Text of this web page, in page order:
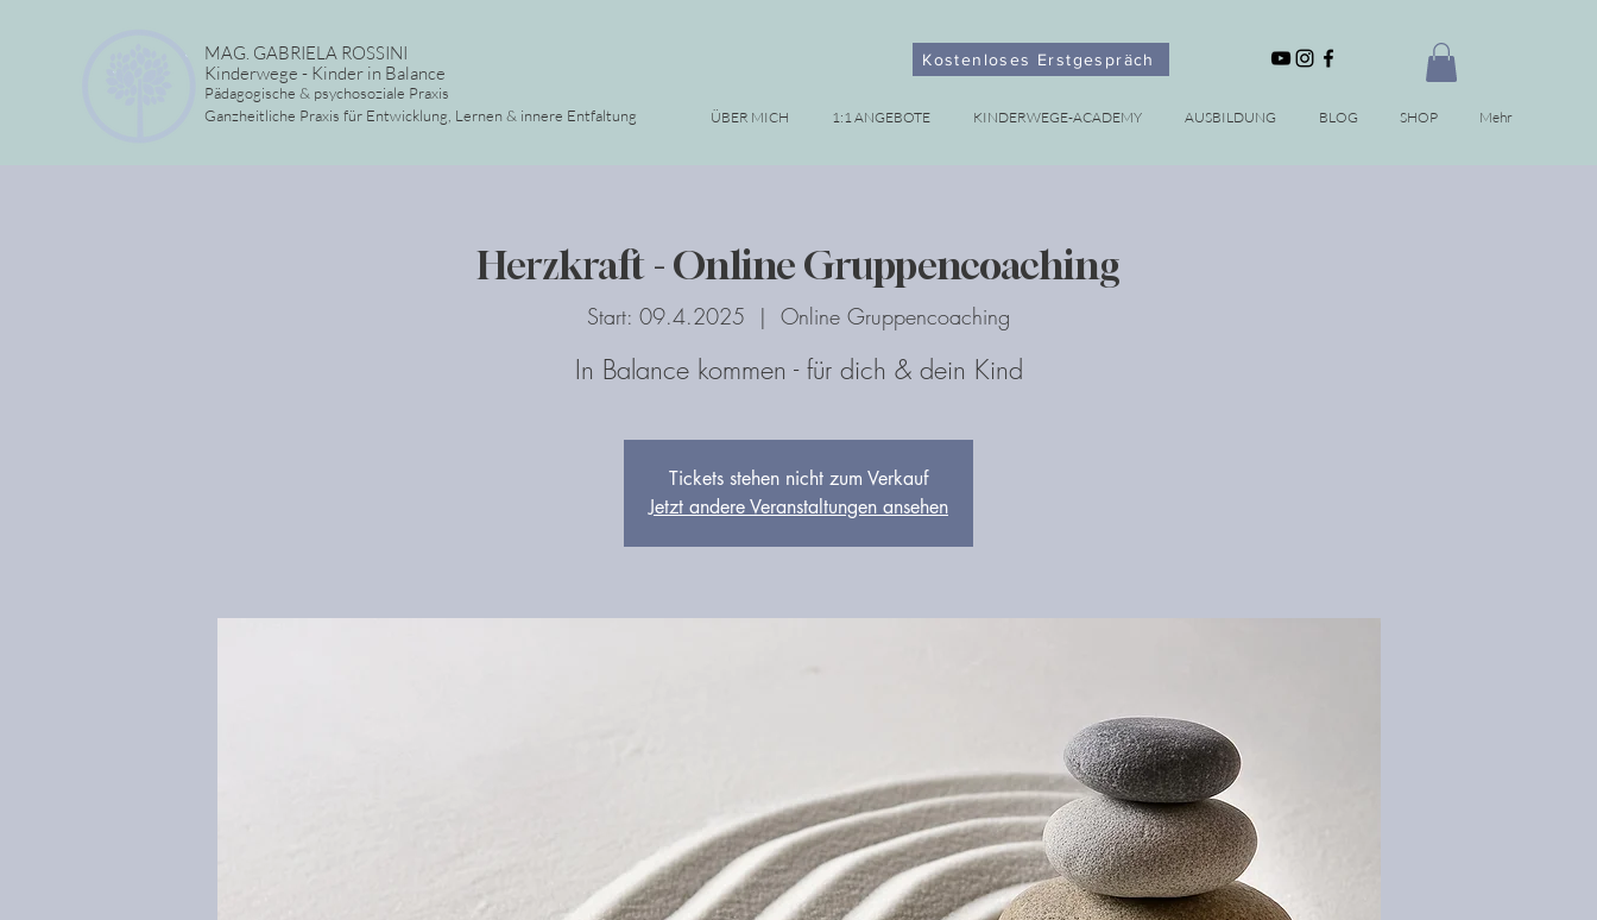
MAG. GABRIELA ROSSINI
Kinderwege - Kinder in Balance
Pädagogische & psychosoziale Praxis
Ganzheitliche Praxis für Entwicklung, Lernen & innere Entfaltung
Kostenloses Erstgespräch
ÜBER MICH 1:1 ANGEBOTE KINDERWEGE-ACADEMY AUSBILDUNG BLOG SHOP Mehr
Herzkraft - Online Gruppencoaching
Start: 09.4.2025
  |
Online Gruppencoaching
In Balance kommen - für dich & dein Kind
Tickets stehen nicht zum Verkauf
Jetzt andere Veranstaltungen ansehen